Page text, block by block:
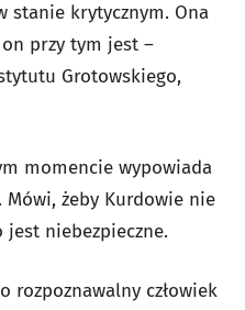
stanie krytycznym. Ona
przy tym jest –
Grotowskiego,
momencie wypowiada
żeby Kurdowie nie
jest niebezpieczne.
rozpoznawalny człowiek